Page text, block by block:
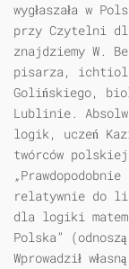
wygłaszała w
przy Czytelni
znajdziemy W.
pisarza,
Golińskiego,
Lublinie.
logik, uczeń
twórców
relatywnie do
dla logiki
Polska”
Wprowadził